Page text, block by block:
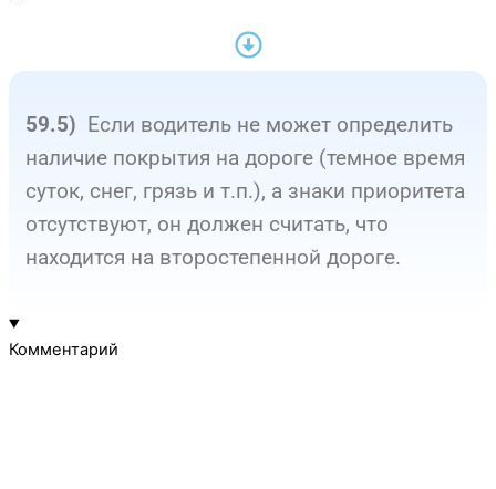
59.5) Если водитель не может определить
наличие покрытия на дороге (темное время
суток, снег, грязь и т.п.), а знаки приоритета
отсутствуют, он должен считать, что
находится на второстепенной дороге.
Комментарий